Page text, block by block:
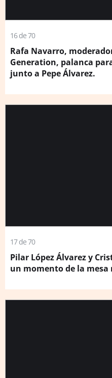
16 de 70
Rafa Navarro,
Generation, palanca
junto a Pepe Álvarez.
17 de 70
Pilar López Álvarez y
un momento de la mesa